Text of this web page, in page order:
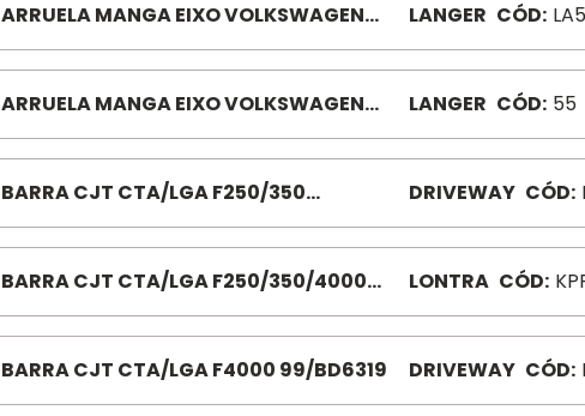
ARRUELA MANGA EIXO VOLKSWAGEN
14220/16220 LA058
LANGER CÓD:
ARRUELA MANGA EIXO VOLKSWAGEN
690/790 LA055
LANGER CÓD: 55
BARRA CJT CTA/LGA F250/350
99/BD5208 F250/350 4X2 98/......
DRIVEWAY CÓD:
BARRA CJT CTA/LGA F250/350/4000
99/3627F250/350/4000 4X4 99 A 2015
F350 ATE01
LONTRA CÓD:
BARRA CJT CTA/LGA F4000 99/BD6319 DRIVEWAY CÓD: